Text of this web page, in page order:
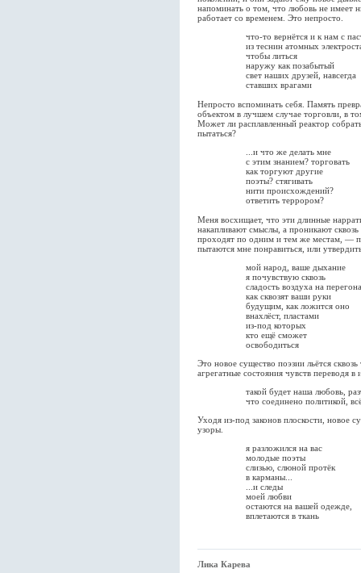
напоминать о том, что любовь не имеет
работает со временем. Это непросто.
что-то вернётся и к нам с
из теснин атомных
чтобы литься
наружу как позабытый
свет наших друзей, навсегда
ставших врагами
Непросто вспоминать себя. Память
объектом в лучшем случае торговли, в
Может ли расплавленный реактор
пытаться?
...и что же делать мне
с этим знанием? торговать
как торгуют другие
поэты? стягивать
нити происхождений?
ответить террором?
Меня восхищает, что эти длинные
накапливают смыслы, а проникают
проходят по одним и тем же местам, —
пытаются мне понравиться, или
мой народ, ваше дыхание
я почувствую сквозь
сладость воздуха на
как сквозят ваши руки
будущим, как ложится оно
внахлёст, пластами
из-под которых
кто ещё сможет
освободиться
Это новое существо поэзии льётся
агрегатные состояния чувств переводя
такой будет наша любовь,
что соединено политикой, всё
Уходя из-под законов плоскости, новое
узоры.
я разложился на вас
молодые поэты
слизью, слюной протёк
в карманы...
...и следы
моей любви
остаются на вашей одежде,
вплетаются в ткань
Лика Карева